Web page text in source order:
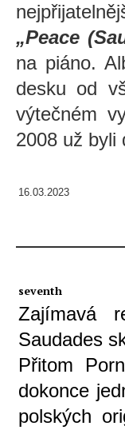
„Peace
na piáno.
desku od
výtečném
2008 už
16.03.2023
seventh
Zajímavá
Saudades
Přitom
dokonce
polských